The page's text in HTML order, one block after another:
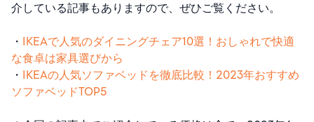
介している記事もありますので、ぜひご覧ください。
・ IKEAで人気のダイニングチェア10選！おしゃれで快適
な食卓は家具選びから
・ IKEAの人気ソファベッドを徹底比較！2023年おすすめ
ソファベッドTOP5